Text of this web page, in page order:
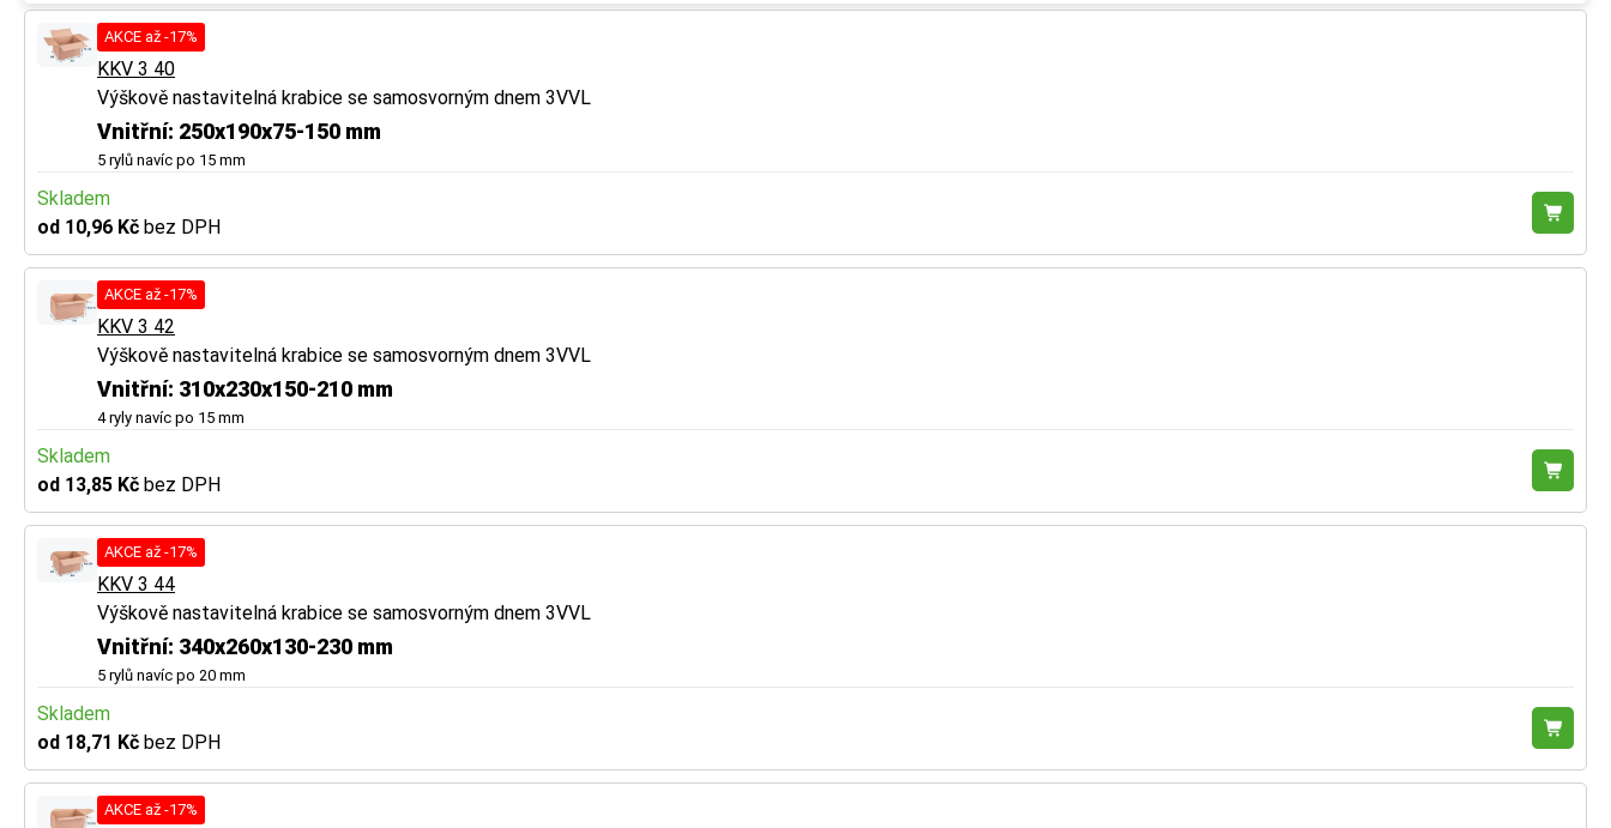
AKCE až -17%
KKV 3 40
Výškově nastavitelná krabice se samosvorným dnem 3VVL
Vnitřní: 250x190x75-150 mm
5 rylů navíc po 15 mm
Skladem
od 10,96 Kč bez DPH
AKCE až -17%
KKV 3 42
Výškově nastavitelná krabice se samosvorným dnem 3VVL
Vnitřní: 310x230x150-210 mm
4 ryly navíc po 15 mm
Skladem
od 13,85 Kč bez DPH
AKCE až -17%
KKV 3 44
Výškově nastavitelná krabice se samosvorným dnem 3VVL
Vnitřní: 340x260x130-230 mm
5 rylů navíc po 20 mm
Skladem
od 18,71 Kč bez DPH
AKCE až -17%